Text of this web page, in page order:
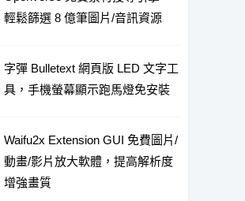
輕鬆篩選 8 億筆圖片/音訊資源
字彈 Bulletext 網頁版 LED 文字工
具，手機螢幕顯示跑馬燈免安裝
Waifu2x Extension GUI 免費圖片/
動畫/影片放大軟體，提高解析度
增強畫質